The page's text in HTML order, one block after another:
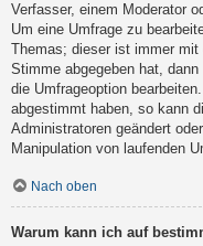
Verfasser, einem Moderator
Um eine Umfrage zu
Themas; dieser ist immer mit
Stimme abgegeben hat,
die Umfrageoption
abgestimmt haben, so kann
Administratoren geändert
Manipulation von laufenden
Nach oben
Warum kann ich auf